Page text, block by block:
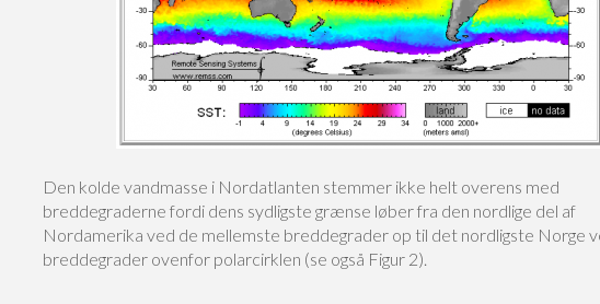
Den kolde vandmasse i Nordatlanten stemmer ikke helt overens med
breddegraderne fordi dens sydligste grænse løber fra den nordlige del af
Nordamerika ved de mellemste breddegrader op til det nordligste Norge
breddegrader ovenfor polarcirklen (se også Figur 2).